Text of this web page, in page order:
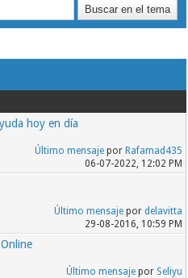
hoy en día
Último mensajepor Rafamad435
06-07-2022, 12:02 PM
Último mensajepor delavitta
29-08-2016, 10:59 PM
Último mensajepor Seliyu